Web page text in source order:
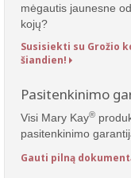
mėgautis jaunesne
kojų?
Susisiekti su Grožio
šiandien!
Pasitenkinimo
Visi Mary Kay®
pasitenkinimo
Gauti pilną